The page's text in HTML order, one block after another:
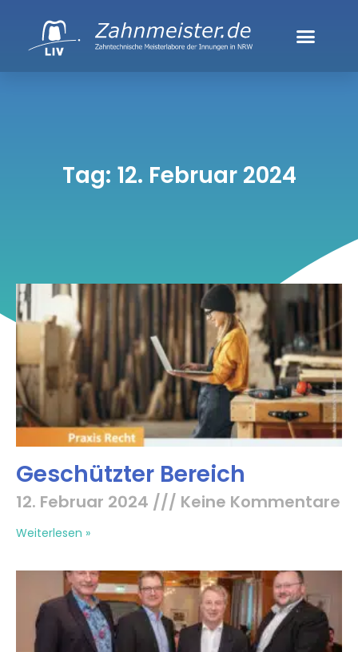
Tag: 12. Februar 2024
Geschützter Bereich
12. Februar 2024 Keine Kommentare
Weiterlesen »